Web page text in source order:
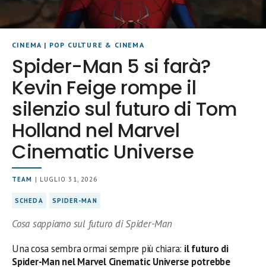
CINEMA | POP CULTURE & CINEMA
Spider-Man 5 si farà?
Kevin Feige rompe il
silenzio sul futuro di Tom
Holland nel Marvel
Cinematic Universe
TEAM | LUGLIO 31, 2026
SCHEDA SPIDER-MAN
Cosa sappiamo sul futuro di Spider-Man
Una cosa sembra ormai sempre più chiara: il futuro di
Spider-Man nel Marvel Cinematic Universe potrebbe